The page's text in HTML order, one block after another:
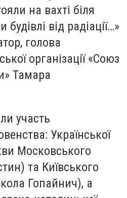
на вахті біля
будівлі від радіації…»
голова
організації «Союз
Тамара
участь
Української
Московського
та Київського
Гопайнич), а